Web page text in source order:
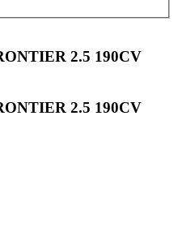
2.5 190CV
2.5 190CV